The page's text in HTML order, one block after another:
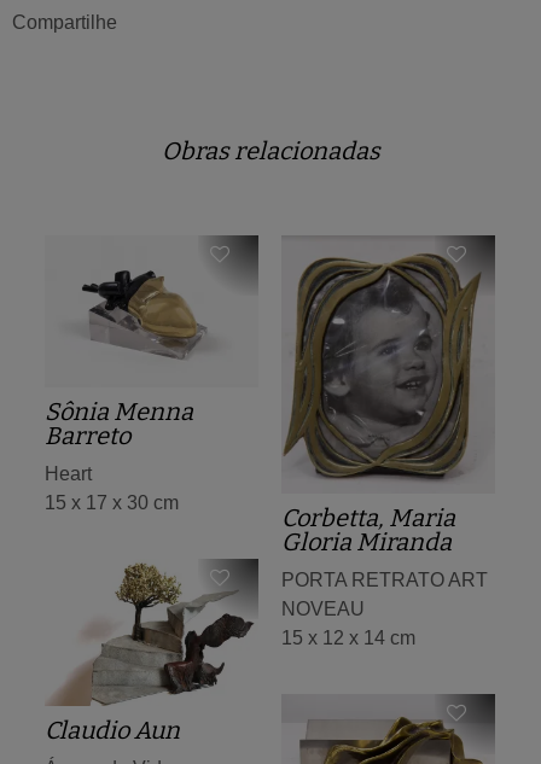
Compartilhe
Obras relacionadas
Sônia Menna
Barreto
Heart
15 x 17 x 30 cm
Corbetta, Maria
Gloria Miranda
PORTA RETRATO ART
NOVEAU
15 x 12 x 14 cm
Claudio Aun